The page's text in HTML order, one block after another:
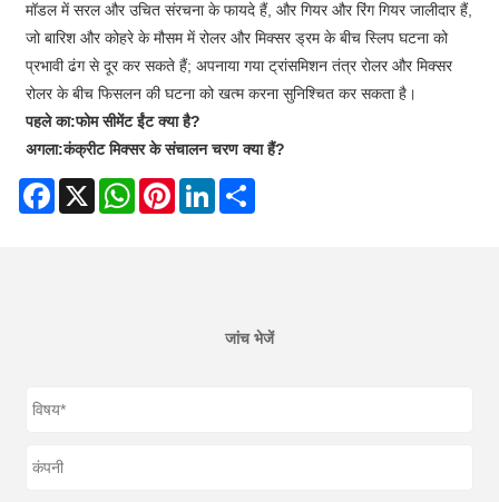
मॉडल में सरल और उचित संरचना के फायदे हैं, और गियर और रिंग गियर जालीदार हैं,
जो बारिश और कोहरे के मौसम में रोलर और मिक्सर ड्रम के बीच स्लिप घटना को
प्रभावी ढंग से दूर कर सकते हैं; अपनाया गया ट्रांसमिशन तंत्र रोलर और मिक्सर
रोलर के बीच फिसलन की घटना को खत्म करना सुनिश्चित कर सकता है।
पहले का:फोम सीमेंट ईंट क्या है?
अगला:कंक्रीट मिक्सर के संचालन चरण क्या हैं?
Facebook
X WhatsAppPinterestLinkedIn
जांच भेजें